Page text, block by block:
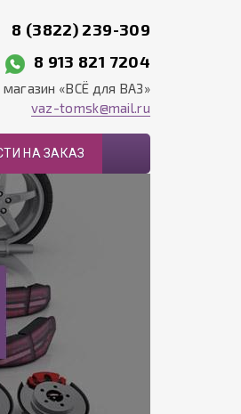
8 (3822) 239-309
8 913 821 7204
магазин «ВСЁ для ВАЗ»
vaz-tomsk@mail.ru
НА ЗАКАЗ